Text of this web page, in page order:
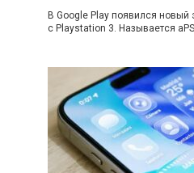
В Google Play появился новый
с Playstation 3. Называется